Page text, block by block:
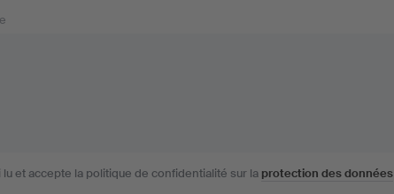
lu et accepte la politique de confidentialité sur la protection des données